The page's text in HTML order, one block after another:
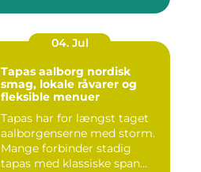
04. Jul
Tapas aalborg nordisk
smag, lokale råvarer og
fleksible menuer
Tapas har for længst taget
aalborgenserne med storm.
Mange forbinder stadig
tapas med klassiske span...